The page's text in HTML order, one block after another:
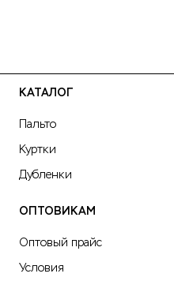
КАТАЛОГ
Пальто
Куртки
Дубленки
ОПТОВИКАМ
Оптовый прайс
Условия